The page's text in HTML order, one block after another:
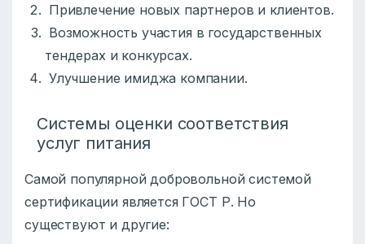
Привлечение новых партнеров и клиентов.
Возможность участия в государственных
тендерах и конкурсах.
Улучшение имиджа компании.
Системы оценки соответствия
услуг питания
Самой популярной добровольной системой
сертификации является ГОСТ Р. Но
существуют и другие: